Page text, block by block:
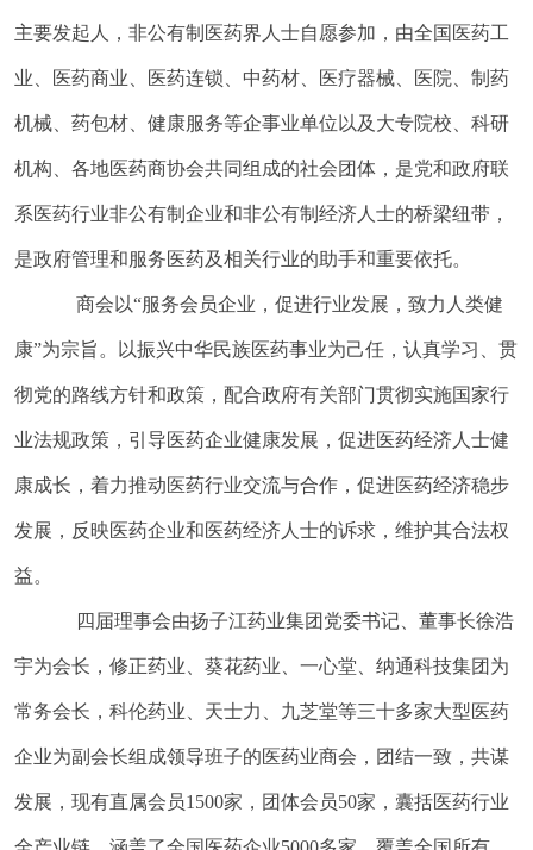
主要发起人，非公有制医药界人士自愿参加，由全国医药工
业、医药商业、医药连锁、中药材、医疗器械、医院、制药
机械、药包材、健康服务等企事业单位以及大专院校、科研
机构、各地医药商协会共同组成的社会团体，是党和政府联
系医药行业非公有制企业和非公有制经济人士的桥梁纽带，
是政府管理和服务医药及相关行业的助手和重要依托。
商会以“服务会员企业，促进行业发展，致力人类健
康”为宗旨。以振兴中华民族医药事业为己任，认真学习、贯
彻党的路线方针和政策，配合政府有关部门贯彻实施国家行
业法规政策，引导医药企业健康发展，促进医药经济人士健
康成长，着力推动医药行业交流与合作，促进医药经济稳步
发展，反映医药企业和医药经济人士的诉求，维护其合法权
益。
四届理事会由扬子江药业集团党委书记、董事长徐浩
宇为会长，修正药业、葵花药业、一心堂、纳通科技集团为
常务会长，科伦药业、天士力、九芝堂等三十多家大型医药
企业为副会长组成领导班子的医药业商会，团结一致，共谋
发展，现有直属会员1500家，团体会员50家，囊括医药行业